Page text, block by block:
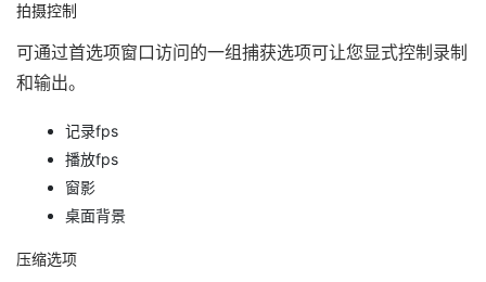
拍摄控制
可通过首选项窗口访问的一组捕获选项可让您显式控制录制
和输出。
记录fps
播放fps
窗影
桌面背景
压缩选项